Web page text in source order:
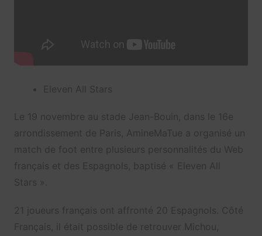
Eleven All Stars
Le 19 novembre au stade Jean-Bouin, dans le 16e
arrondissement de Paris, AmineMaTue a organisé un
match de foot entre plusieurs personnalités du Web
français et des Espagnols, baptisé « Eleven All
Stars ».
21 joueurs français ont affronté 20 Espagnols. Côté
Français, il était possible de retrouver Michou,